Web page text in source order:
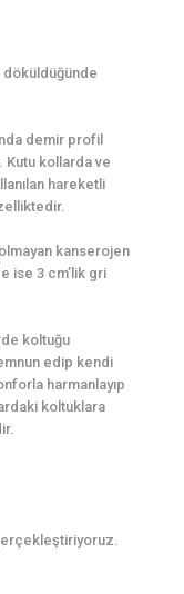
döküldüğünde
demir profil
Kutu kollarda ve
hareketli
kanserojen
ise 3 cm’lik gri
koltuğu
edip kendi
harmanlayıp
koltuklara